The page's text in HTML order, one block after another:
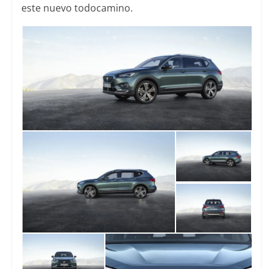
este nuevo todocamino.